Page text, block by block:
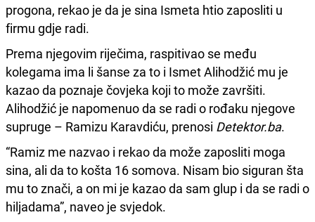
progona, rekao je da je sina Ismeta htio zaposliti u
firmu gdje radi.
Prema njegovim riječima, raspitivao se među
kolegama ima li šanse za to i Ismet Alihodžić mu je
kazao da poznaje čovjeka koji to može završiti.
Alihodžić je napomenuo da se radi o rođaku njegove
supruge – Ramizu Karavdiću, prenosi Detektor.ba.
“Ramiz me nazvao i rekao da može zaposliti moga
sina, ali da to košta 16 somova. Nisam bio siguran šta
mu to znači, a on mi je kazao da sam glup i da se radi o
hiljadama”, naveo je svjedok.